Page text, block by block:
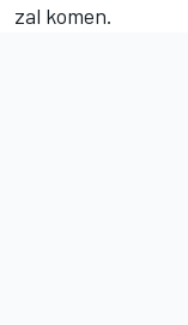
zal komen.